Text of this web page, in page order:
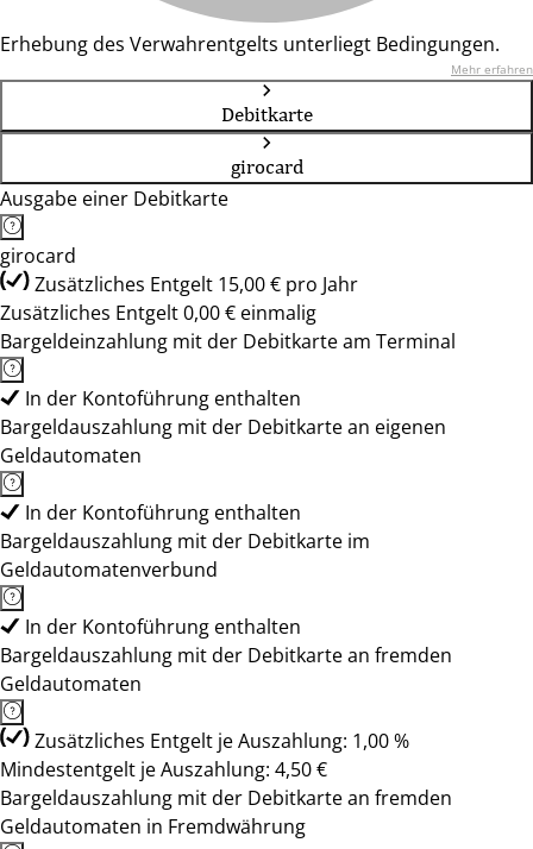
Erhebung des Verwahrentgelts unterliegt Bedingungen.
Mehr erfahren
Debitkarte
girocard
Ausgabe einer Debitkarte
girocard
Zusätzliches Entgelt 15,00 € pro Jahr
Zusätzliches Entgelt 0,00 € einmalig
Bargeldeinzahlung mit der Debitkarte am Terminal
In der Kontoführung enthalten
Bargeldauszahlung mit der Debitkarte an eigenen
Geldautomaten
In der Kontoführung enthalten
Bargeldauszahlung mit der Debitkarte im
Geldautomatenverbund
In der Kontoführung enthalten
Bargeldauszahlung mit der Debitkarte an fremden
Geldautomaten
Zusätzliches Entgelt je Auszahlung: 1,00 %
Mindestentgelt je Auszahlung: 4,50 €
Bargeldauszahlung mit der Debitkarte an fremden
Geldautomaten in Fremdwährung